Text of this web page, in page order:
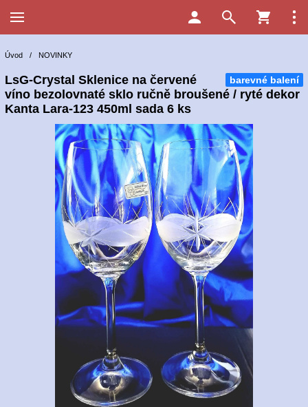
Úvod / NOVINKY
barevné balení
LsG-Crystal Sklenice na červené
víno bezolovnaté sklo ručně broušené / ryté dekor
Kanta Lara-123 450ml sada 6 ks